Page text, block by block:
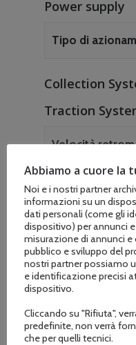
Power supply
Tipo di
Collection
Traction
Velocità
Velocità
– km/h
Trasmissione
Diametro ruota
pollici
Abbiamo a cuore la
Noi e i nostri partner
informazioni su un
dati personali (come gli
dispositivo) per annunci
misurazione di annunci
pubblico e sviluppo del
nostri partner possiamo
e identificazione precisi
dispositivo.
Cliccando su "Rifiuta",
predefinite, non verrà
che per quelli tecnici.